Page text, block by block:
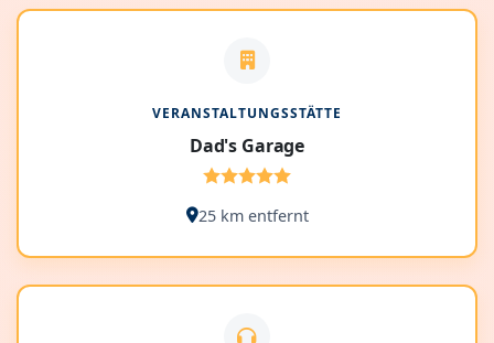
VERANSTALTUNGSSTÄTTE
Dad's Garage
25 km entfernt